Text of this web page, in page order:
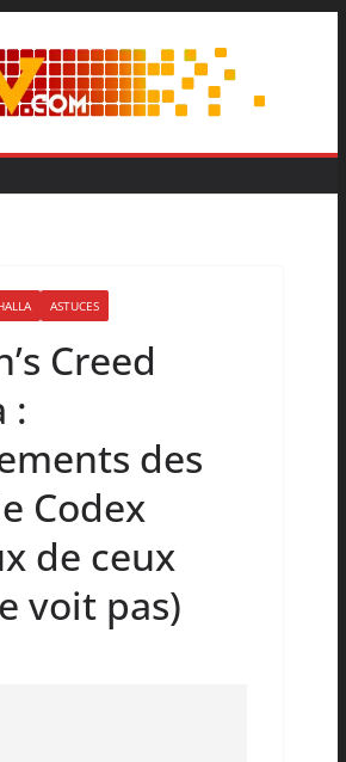
ASTUCES
Creed
:
des
Codex
de ceux
voit pas)